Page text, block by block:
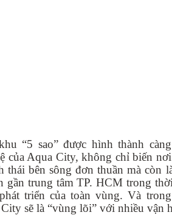
“5 sao” được hình thành
của Aqua City, không chỉ biến
bên sông đơn thuần mà còn
gần trung tâm TP. HCM trong
triển của toàn vùng. Và
sẽ là “vùng lõi” với nhiều vận